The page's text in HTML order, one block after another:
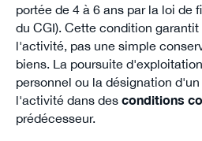
portée de 4 à 6 ans par la loi de
du CGI). Cette condition garantit
l'activité, pas une simple
biens. La poursuite
personnel ou la désignation
l'activité dans des conditions
prédécesseur.